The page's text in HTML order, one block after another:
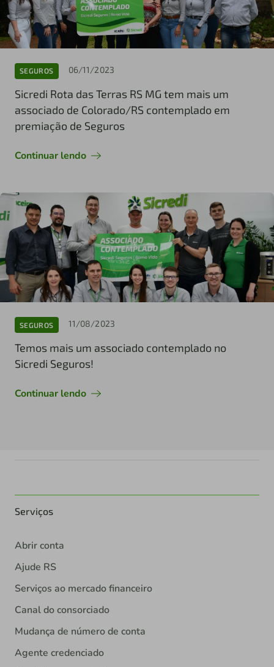
SEGUROS 06/11/2023
Sicredi Rota das Terras RS MG tem mais um
associado de Colorado/RS contemplado em
premiação de Seguros
Continuar lendo
SEGUROS 11/08/2023
Temos mais um associado contemplado no
Sicredi Seguros!
Continuar lendo
Serviços
Abrir conta
Ajude RS
Serviços ao mercado financeiro
Canal do consorciado
Mudança de número de conta
Agente credenciado